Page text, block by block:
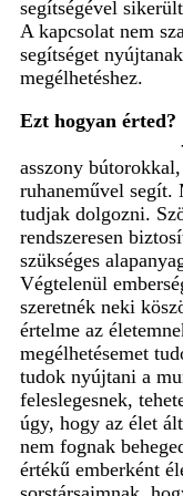
segítségével
A kapcsolat nem
segítséget
megélhetéshez.
Ezt
asszony
ruhaneművel
tudjak dolgozni.
rendszeresen
szükséges
Végtelenül
szeretnék neki
értelme az
megélhetésemet
tudok nyújtani a
feleslegesnek,
úgy, hogy az élet
nem fognak
értékű emberként